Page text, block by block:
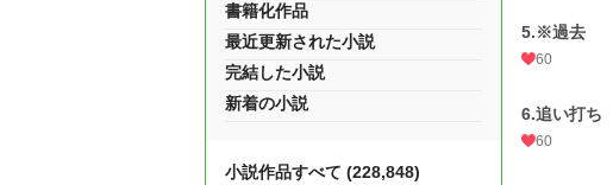
5.※過去
60
6.追い打ち
60
書籍化作品
最近更新された小説
完結した小説
新着の小説
小説作品すべて (228,848)